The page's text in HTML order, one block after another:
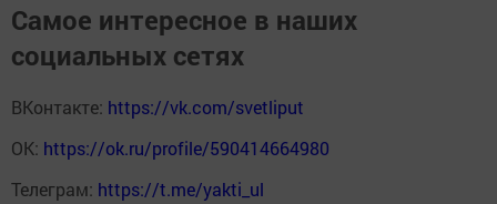
Самое интересное в наших
социальных сетях
ВКонтакте: https://vk.com/svetliput
ОК: https://ok.ru/profile/590414664980
Телеграм: https://t.me/yakti_ul